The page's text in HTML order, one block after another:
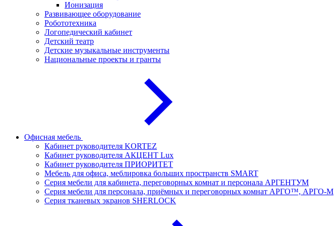
Ионизация
Развивающее оборудование
Робототехника
Логопедический кабинет
Детский театр
Детские музыкальные инструменты
Национальные проекты и гранты
Офисная мебель
Кабинет руководителя KORTEZ
Кабинет руководителя АКЦЕНТ Lux
Кабинет руководителя ПРИОРИТЕТ
Мебель для офиса, меблировка больших пространств SMART
Серия мебели для кабинета, переговорных комнат и персонала АРГЕНТУМ
Серия мебели для персонала, приёмных и переговорных комнат АРГО™, АРГО-М
Серия тканевых экранов SHERLOCK